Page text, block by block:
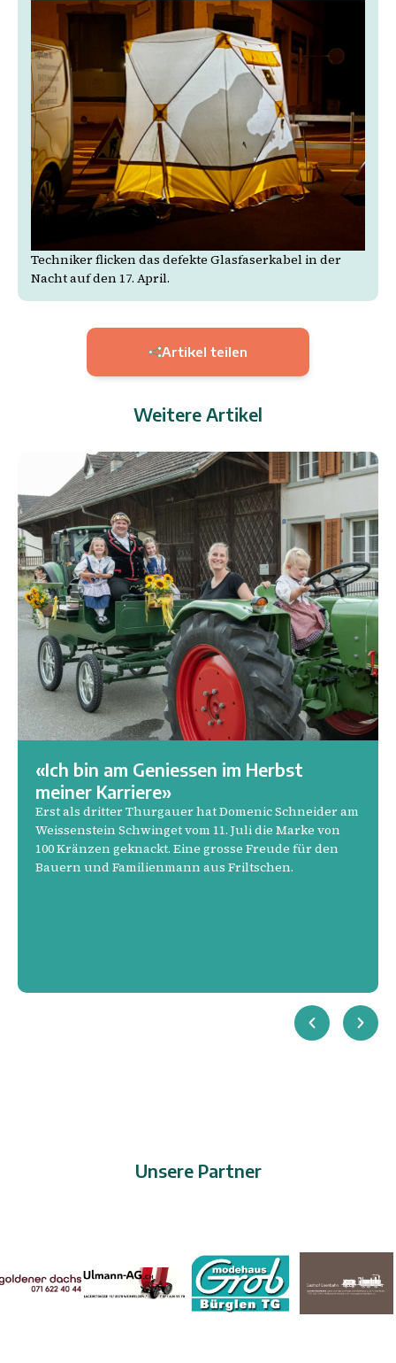
Techniker flicken das defekte Glasfaserkabel in der
Nacht auf den 17. April.
Artikel teilen
Weitere Artikel
«Ich bin am Geniessen im Herbst
meiner Karriere»
Erst als dritter Thurgauer hat Domenic Schneider am
Weissenstein Schwinget vom 11. Juli die Marke von
100 Kränzen geknackt. Eine grosse Freude für den
Bauern und Familienmann aus Friltschen.
Unsere Partner